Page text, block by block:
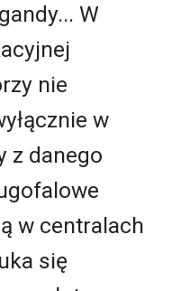
W
nie
w
z danego
w centralach
się